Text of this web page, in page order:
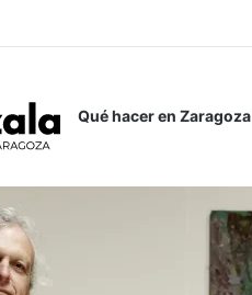
Qué hacer en Zaragoza